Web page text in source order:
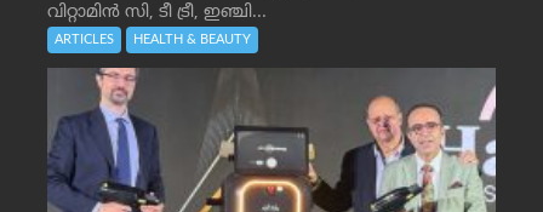
വിറ്റാമിൻ സി, ടീ ട്രീ, ഇഞ്ചി...
ARTICLES HEALTH & BEAUTY